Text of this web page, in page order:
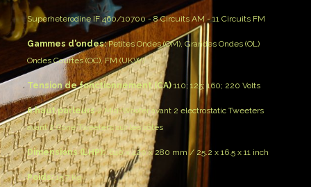
Superheterodine IF 460/10700 - 8 Circuits AM - 11 Circuits FM
Gammes d'ondes:Petites Ondes (OM), Grandes Ondes (OL)
Ondes Courtes (OC), FM (UKW)
Tension de fonctionnement (CA) 110; 125; 160; 220 Volts
6 haut parleurs 2 Mid-Woofer avant 2 electrostatic Tweeters
avant2 Cone Tweeters sur les côtés
Dimensions (LHP):640 x 420 x 280 mm / 25.2 x 16.5 x 11 inch
Poids:15,7 Kg